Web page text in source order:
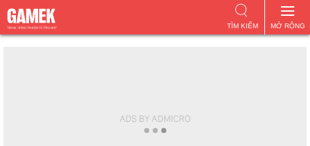
MỞ RỘNG
TÌM KIẾM